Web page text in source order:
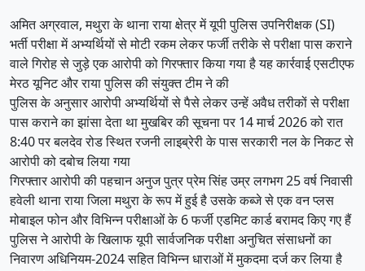
अमित अग्रवाल, मथुरा के थाना राया क्षेत्र में यूपी पुलिस उपनिरीक्षक (SI)
भर्ती परीक्षा में अभ्यर्थियों से मोटी रकम लेकर फर्जी तरीके से परीक्षा पास कराने
वाले गिरोह से जुड़े एक आरोपी को गिरफ्तार किया गया है यह कार्रवाई एसटीएफ
मेरठ यूनिट और राया पुलिस की संयुक्त टीम ने की
पुलिस के अनुसार आरोपी अभ्यर्थियों से पैसे लेकर उन्हें अवैध तरीकों से परीक्षा
पास कराने का झांसा देता था मुखबिर की सूचना पर 14 मार्च 2026 को रात
8:40 पर बलदेव रोड स्थित रजनी लाइब्रेरी के पास सरकारी नल के निकट से
आरोपी को दबोच लिया गया
गिरफ्तार आरोपी की पहचान अनुज पुत्र प्रेम सिंह उम्र लगभग 25 वर्ष निवासी
हवेली थाना राया जिला मथुरा के रूप में हुई है उसके कब्जे से एक वन प्लस
मोबाइल फोन और विभिन्न परीक्षाओं के 6 फर्जी एडमिट कार्ड बरामद किए गए हैं
पुलिस ने आरोपी के खिलाफ यूपी सार्वजनिक परीक्षा अनुचित संसाधनों का
निवारण अधिनियम-2024 सहित विभिन्न धाराओं में मुकदमा दर्ज कर लिया है